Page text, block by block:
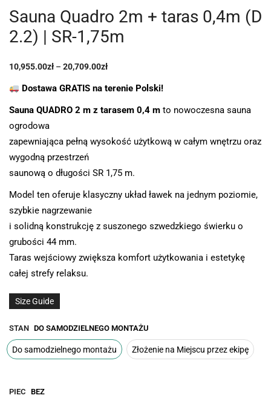
Sauna Quadro 2m + taras 0,4m (D
2.2) | SR-1,75m
10,955.00zł – 20,709.00zł
Dostawa GRATIS na terenie Polski!
Sauna QUADRO 2 m z tarasem 0,4 m to nowoczesna sauna
ogrodowa
zapewniająca pełną wysokość użytkową w całym wnętrzu oraz
wygodną przestrzeń
saunową o długości SR 1,75 m.
Model ten oferuje klasyczny układ ławek na jednym poziomie,
szybkie nagrzewanie
i solidną konstrukcję z suszonego szwedzkiego świerku o
grubości 44 mm.
Taras wejściowy zwiększa komfort użytkowania i estetykę
całej strefy relaksu.
Size Guide
STAN DO SAMODZIELNEGO MONTAŻU
Do samodzielnego montażu Złożenie na Miejscu przez ekipę
PIEC BEZ